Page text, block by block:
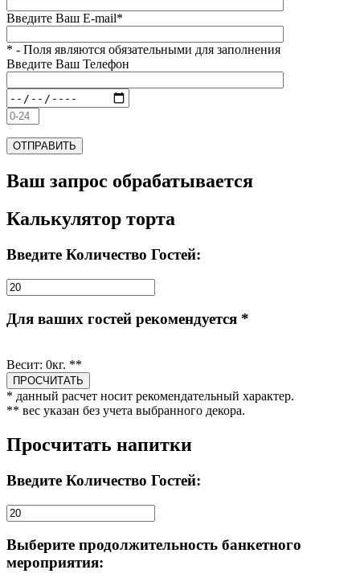
Введите Ваш E-mail*
* - Поля являются обязательными для заполнения
Введите Ваш Телефон
Ваш запрос обрабатывается
Калькулятор торта
Введите Количество Гостей:
Для ваших гостей рекомендуется *
Весит: 0кг. **
* данный расчет носит рекомендательный характер.
** вес указан без учета выбранного декора.
Просчитать напитки
Введите Количество Гостей:
Выберите продолжительность банкетного
мероприятия: